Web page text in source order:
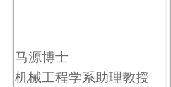
马源博士
机械工程学系助理教授